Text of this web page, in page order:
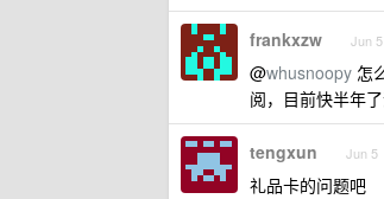
frankxzw Jun 5
@whusnoopy 怎
阅，目前快半年
tengxun Jun 5
礼品卡的问题吧